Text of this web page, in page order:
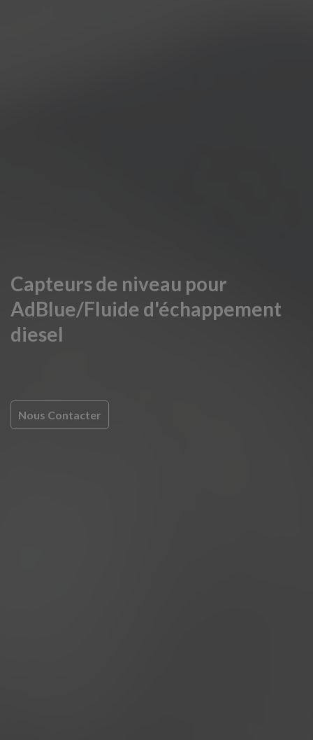
Capteurs de niveau pour
AdBlue/Fluide d'échappement
diesel
Nous Contacter